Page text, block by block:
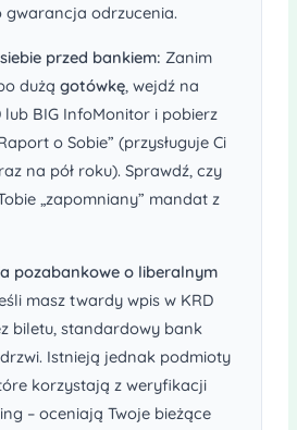
gwarancja odrzucenia.
przed bankiem: Zanim
dużą gotówkę, wejdź na
lub BIG InfoMonitor i pobierz
o Sobie” (przysługuje Ci
na pół roku). Sprawdź, czy
„zapomniany” mandat z
pozabankowe o liberalnym
masz twardy wpis w KRD
biletu, standardowy bank
Istnieją jednak podmioty
korzystają z weryfikacji
– oceniają Twoje bieżące